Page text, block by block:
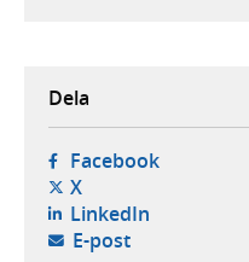
Dela
Facebook- öppnas
X- öppnas i ny flik,
LinkedIn- öppnas i
E-post- öppnar din